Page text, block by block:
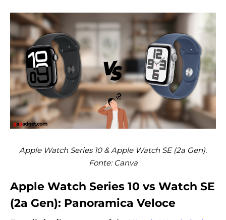
Apple Watch Series 10 & Apple Watch SE (2a Gen).
Fonte: Canva
Apple Watch Series 10 vs Watch SE
(2a Gen): Panoramica Veloce